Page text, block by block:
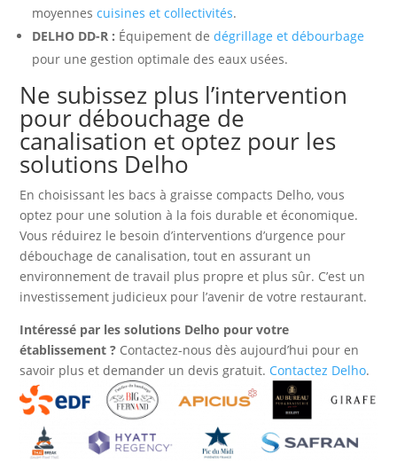
moyennescuisines et collectivités.
DELHO DD-R : Équipement dedégrillage et débourbage
pour une gestion optimale des eaux usées.
Ne subissez plus l’intervention
pour débouchage de
canalisation et optez pour les
solutions Delho
En choisissant les bacs à graisse compacts Delho, vous
optez pour une solution à la fois durable et économique.
Vous réduirez le besoin d’interventions d’urgence pour
débouchage de canalisation, tout en assurant un
environnement de travail plus propre et plus sûr. C’est un
investissement judicieux pour l’avenir de votre restaurant.
Intéressé par les solutions Delho pour votre
établissement ? Contactez-nous dès aujourd’hui pour en
savoir plus et demander un devis gratuit. Contactez Delho.